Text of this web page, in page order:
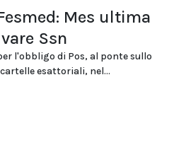
Mes ultima
Ssn
l'obbligo di Pos, al ponte sullo
esattoriali, nel...